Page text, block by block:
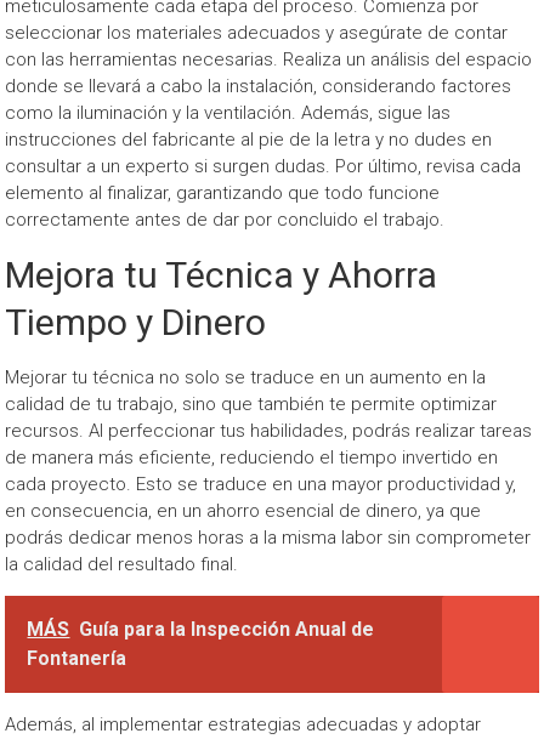
meticulosamente cada etapa del proceso. Comienza por
seleccionar los materiales adecuados y asegúrate de contar
con las herramientas necesarias. Realiza un análisis del espacio
donde se llevará a cabo la instalación, considerando factores
como la iluminación y la ventilación. Además, sigue las
instrucciones del fabricante al pie de la letra y no dudes en
consultar a un experto si surgen dudas. Por último, revisa cada
elemento al finalizar, garantizando que todo funcione
correctamente antes de dar por concluido el trabajo.
Mejora tu Técnica y Ahorra
Tiempo y Dinero
Mejorar tu técnica no solo se traduce en un aumento en la
calidad de tu trabajo, sino que también te permite optimizar
recursos. Al perfeccionar tus habilidades, podrás realizar tareas
de manera más eficiente, reduciendo el tiempo invertido en
cada proyecto. Esto se traduce en una mayor productividad y,
en consecuencia, en un ahorro esencial de dinero, ya que
podrás dedicar menos horas a la misma labor sin comprometer
la calidad del resultado final.
MÁS Guía para la Inspección Anual de
Fontanería
Además, al implementar estrategias adecuadas y adoptar